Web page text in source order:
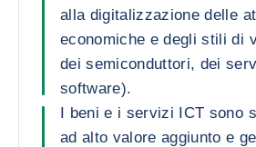
alla digitalizzazione delle
economiche e degli stili di
dei semiconduttori, dei
software).
I beni e i servizi ICT sono
ad alto valore aggiunto e